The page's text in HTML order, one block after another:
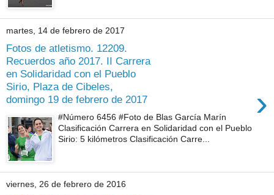
martes, 14 de febrero de 2017
Fotos de atletismo. 12209.
Recuerdos año 2017. II Carrera
en Solidaridad con el Pueblo
Sirio, Plaza de Cibeles,
domingo 19 de febrero de 2017
›
#Número 6456 #Foto de Blas García Marín
Clasificación Carrera en Solidaridad con el Pueblo
Sirio: 5 kilómetros Clasificación Carre...
viernes, 26 de febrero de 2016